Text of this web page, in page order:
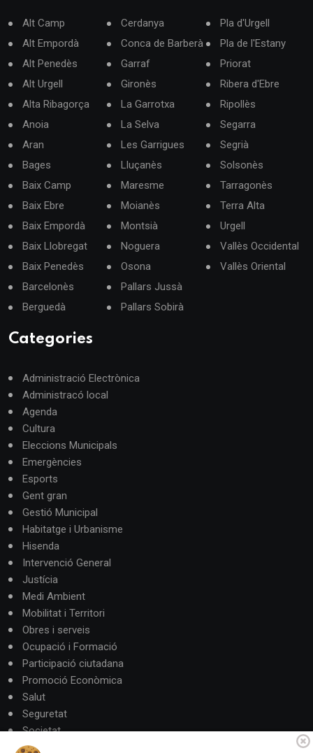
Alt Camp
Alt Empordà
Alt Penedès
Alt Urgell
Alta Ribagorça
Anoia
Aran
Bages
Baix Camp
Baix Ebre
Baix Empordà
Baix Llobregat
Baix Penedès
Barcelonès
Berguedà
Cerdanya
Conca de Barberà
Garraf
Gironès
La Garrotxa
La Selva
Les Garrigues
Lluçanès
Maresme
Moianès
Montsià
Noguera
Osona
Pallars Jussà
Pallars Sobirà
Pla d'Urgell
Pla de l'Estany
Priorat
Ribera d'Ebre
Ripollès
Segarra
Segrià
Solsonès
Tarragonès
Terra Alta
Urgell
Vallès Occidental
Vallès Oriental
Categories
Administració Electrònica
Administracó local
Agenda
Cultura
Eleccions Municipals
Emergències
Esports
Gent gran
Gestió Municipal
Habitatge i Urbanisme
Hisenda
Intervenció General
Justícia
Medi Ambient
Mobilitat i Territori
Obres i serveis
Ocupació i Formació
Participació ciutadana
Promoció Econòmica
Salut
Seguretat
Societat
Turisme